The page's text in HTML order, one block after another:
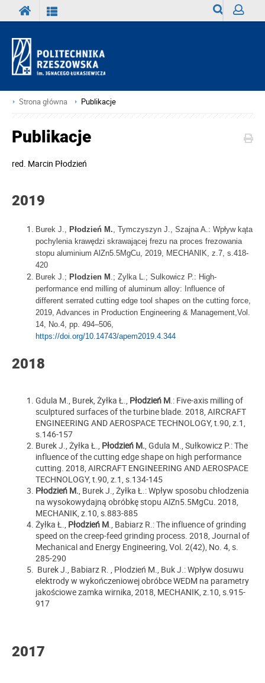
Strona główna Publikacje
Publikacje
red. Marcin Płodzień
2019
Burek J., Płodzień M. , Tymczyszyn J., Szajna A. : Wpływ kąta
pochylenia krawędzi skrawającej frezu na proces frezowania
stopu aluminium AlZn5.5MgCu, 2019, MECHANIK, z.7, s.418-
420
Burek J.; Plodzien M .; Zylka L.; Sulkowicz P.: High-
performance end milling of aluminum alloy: Influence of
different serrated cutting edge tool shapes on the cutting force
2019, Advances in Production Engineering & Management ,Vol.
14, No.4, pp. 494–506,
https://doi.org/10.14743/apem2019.4.344
2018
Gdula M., Burek, Żyłka Ł., Płodzień M.: Five-axis milling of
sculptured surfaces of the turbine blade. 2018, AIRCRAFT
ENGINEERING AND AEROSPACE TECHNOLOGY, t.90, z.1,
s.146-157
Burek J., Żyłka Ł., Płodzień M., Gdula M., Sułkowicz P.: The
influence of the cutting edge shape on high performance
cutting. 2018, AIRCRAFT ENGINEERING AND AEROSPACE
TECHNOLOGY, t.90, z.1, s.134-145
Płodzień M., Burek J., Żyłka Ł.: Wpływ sposobu chłodzenia
na wysokowydajną obróbkę stopu AlZn5.5MgCu. 2018,
MECHANIK, z.10, s.883-885
Żyłka Ł., Płodzień M., Babiarz R.: The influence of grinding
speed on the creep-feed grinding process. 2018, Journal of
Mechanical and Energy Engineering, Vol. 2(42), No. 4, s.
285-290
Burek J., Babiarz R. , Płodzień M., Buk J.: Wpływ dosuwu
elektrody w wykończeniowej obróbce WEDM na parametry
jakościowe zamka wirnika, 2018, MECHANIK, z.10, s.915-
917
2017